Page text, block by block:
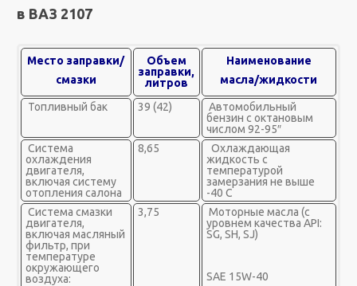
в ВАЗ 2107
Место заправки/
смазки
Объем
заправки,
литров
Наименование
масла/жидкости
Топливный бак 39 (42)
Автомобильный
бензин с октановым
числом 92-95″
Система
охлаждения
двигателя,
включая систему
отопления салона
8,65
Охлаждающая
жидкость с
температурой
замерзания не выше
-40 С
Система смазки
двигателя,
включая масляный
фильтр, при
температуре
окружающего
воздуха:
3,75
Моторные масла (с
уровнем качества API:
SG, SH, SJ)
SAE 15W-40